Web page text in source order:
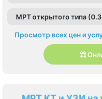
МРТ открытого типа
Просмотр всех цен и